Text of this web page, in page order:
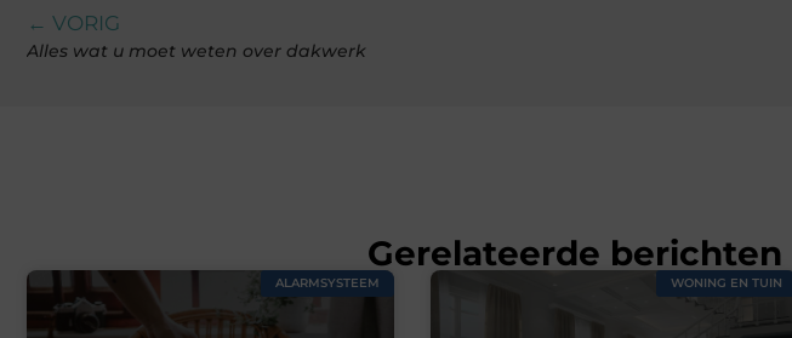
← VORIG
Alles wat u moet weten over dakwerk
Gerelateerde berichten
ALARMSYSTEEM WONING EN TUIN